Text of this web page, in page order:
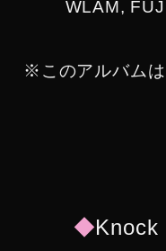
WLAM,
※このアルバム
◆